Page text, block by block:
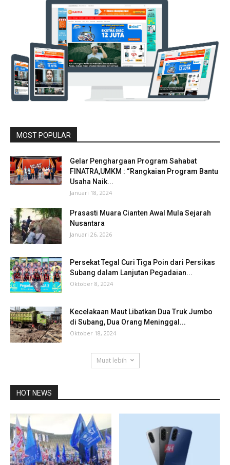
MOST POPULAR
Gelar Penghargaan Program Sahabat
FINATRA,UMKM : “Rangkaian Program Bantu
Usaha Naik...
Januari 18, 2024
Prasasti Muara Cianten Awal Mula Sejarah
Nusantara
Januari 26, 2026
Persekat Tegal Curi Tiga Poin dari Persikas
Subang dalam Lanjutan Pegadaian...
Oktober 8, 2024
Kecelakaan Maut Libatkan Dua Truk Jumbo
di Subang, Dua Orang Meninggal...
Oktober 18, 2024
Muat lebih
HOT NEWS